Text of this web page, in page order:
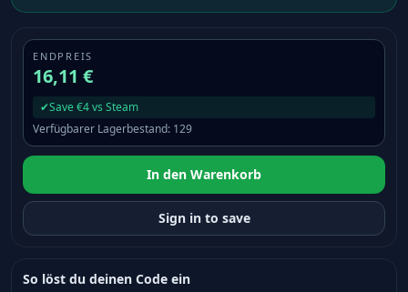
ENDPREIS
16,11 €
✔Save €4 vs Steam
Verfügbarer Lagerbestand: 129
In den Warenkorb
Sign in to save
So löst du deinen Code ein